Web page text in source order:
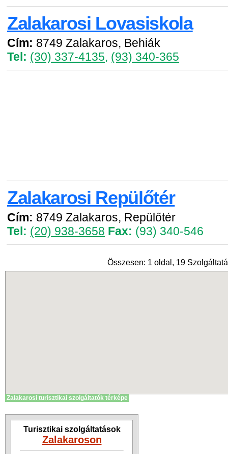
Zalakarosi Lovasiskola
Cím: 8749 Zalakaros, Behiák
Tel: (30) 337-4135, (93) 340-365
Zalakarosi Repülőtér
Cím: 8749 Zalakaros, Repülőtér
Tel: (20) 938-3658 Fax: (93) 340-546
Összesen: 1 oldal, 19
Zalakarosi turisztikai szolgáltatók térképe
Turisztikai szolgáltatások
Zalakaroson